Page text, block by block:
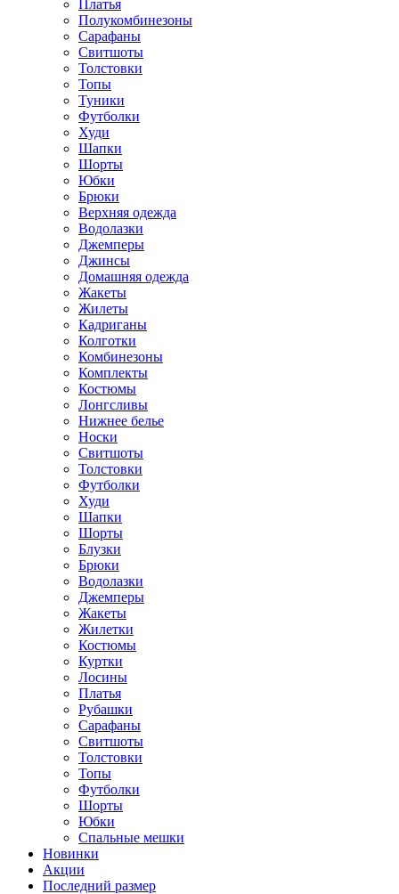
Платья
Полукомбинезоны
Сарафаны
Свитшоты
Толстовки
Топы
Туники
Футболки
Худи
Шапки
Шорты
Юбки
Брюки
Верхняя одежда
Водолазки
Джемперы
Джинсы
Домашняя одежда
Жакеты
Жилеты
Кадриганы
Колготки
Комбинезоны
Комплекты
Костюмы
Лонгсливы
Нижнее белье
Носки
Свитшоты
Толстовки
Футболки
Худи
Шапки
Шорты
Блузки
Брюки
Водолазки
Джемперы
Жакеты
Жилетки
Костюмы
Куртки
Лосины
Платья
Рубашки
Сарафаны
Свитшоты
Толстовки
Топы
Футболки
Шорты
Юбки
Спальные мешки
Новинки
Акции
Последний размер